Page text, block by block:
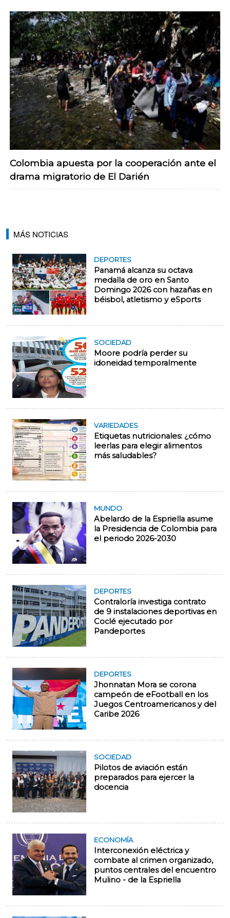
Colombia apuesta por la cooperación ante el
drama migratorio de El Darién
MÁS NOTICIAS
DEPORTES
Panamá alcanza su octava
medalla de oro en Santo
Domingo 2026 con hazañas en
béisbol, atletismo y eSports
SOCIEDAD
Moore podría perder su
idoneidad temporalmente
VARIEDADES
Etiquetas nutricionales: ¿cómo
leerlas para elegir alimentos
más saludables?
MUNDO
Abelardo de la Espriella asume
la Presidencia de Colombia para
el periodo 2026-2030
DEPORTES
Contraloría investiga contrato
de 9 instalaciones deportivas en
Coclé ejecutado por
Pandeportes
DEPORTES
Jhonnatan Mora se corona
campeón de eFootball en los
Juegos Centroamericanos y del
Caribe 2026
SOCIEDAD
Pilotos de aviación están
preparados para ejercer la
docencia
ECONOMÍA
Interconexión eléctrica y
combate al crimen organizado,
puntos centrales del encuentro
Mulino - de la Espriella